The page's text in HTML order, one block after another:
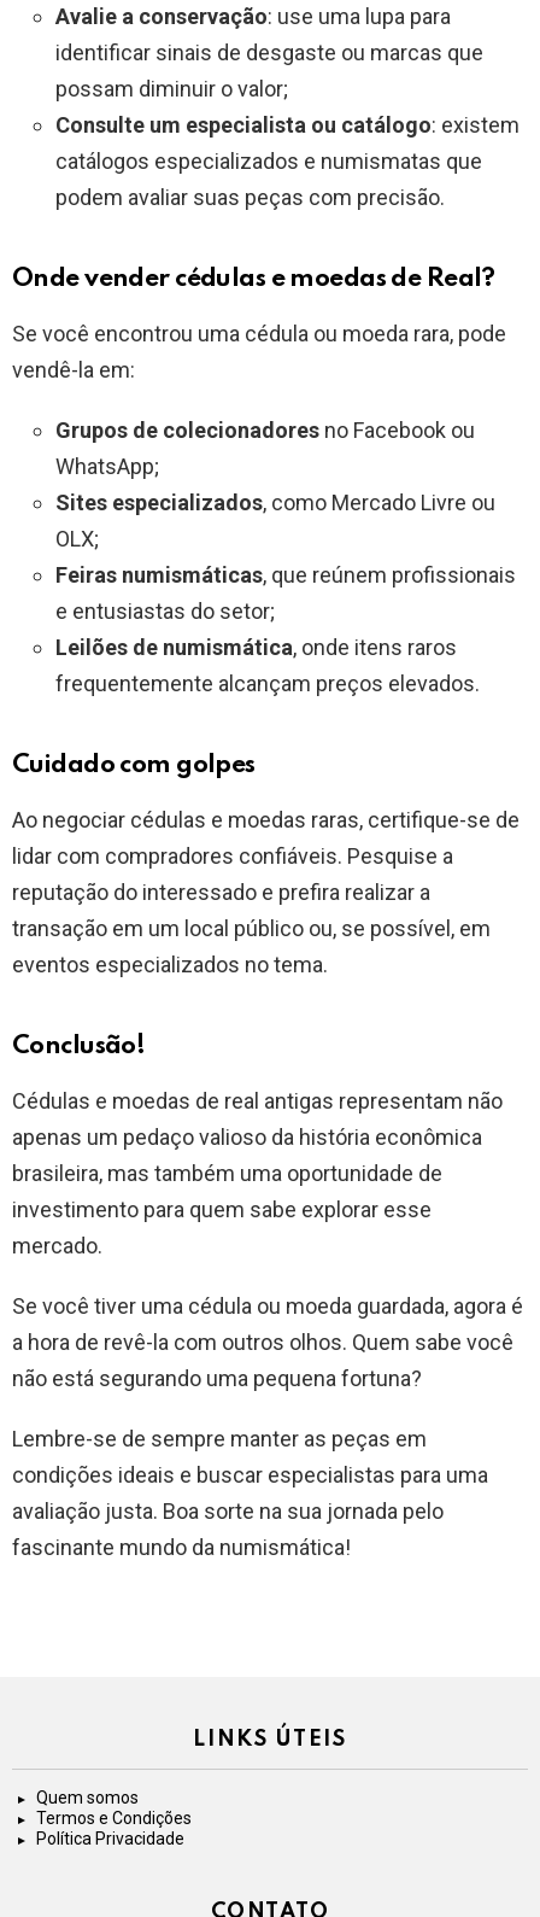
Avalie a conservação: use uma lupa para
identificar sinais de desgaste ou marcas que
possam diminuir o valor;
Consulte um especialista ou catálogo: existem
catálogos especializados e numismatas que
podem avaliar suas peças com precisão.
Onde vender cédulas e moedas de Real?
Se você encontrou uma cédula ou moeda rara, pode
vendê-la em:
Grupos de colecionadores no Facebook ou
WhatsApp;
Sites especializados, como Mercado Livre ou
OLX;
Feiras numismáticas, que reúnem profissionais
e entusiastas do setor;
Leilões de numismática, onde itens raros
frequentemente alcançam preços elevados.
Cuidado com golpes
Ao negociar cédulas e moedas raras, certifique-se de
lidar com compradores confiáveis. Pesquise a
reputação do interessado e prefira realizar a
transação em um local público ou, se possível, em
eventos especializados no tema.
Conclusão!
Cédulas e moedas de real antigas representam não
apenas um pedaço valioso da história econômica
brasileira, mas também uma oportunidade de
investimento para quem sabe explorar esse
mercado.
Se você tiver uma cédula ou moeda guardada, agora é
a hora de revê-la com outros olhos. Quem sabe você
não está segurando uma pequena fortuna?
Lembre-se de sempre manter as peças em
condições ideais e buscar especialistas para uma
avaliação justa. Boa sorte na sua jornada pelo
fascinante mundo da numismática!
LINKS ÚTEIS
Quem somos
Termos e Condições
Política Privacidade
CONTATO